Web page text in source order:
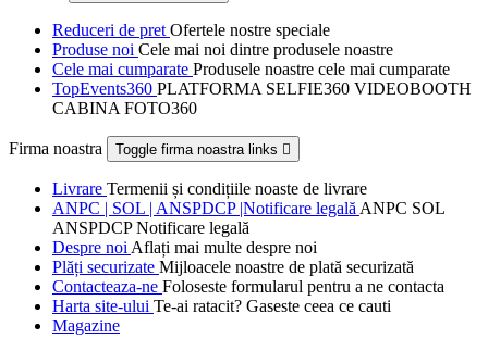
Reduceri de pret Ofertele nostre speciale
Produse noi Cele mai noi dintre produsele noastre
Cele mai cumparate Produsele noastre cele mai cumparate
TopEvents360 PLATFORMA SELFIE360 VIDEOBOOTH
CABINA FOTO360
Firma noastra Toggle firma noastra links 
Livrare Termenii și condițiile noaste de livrare
ANPC | SOL | ANSPDCP |Notificare legală ANPC SOL
ANSPDCP Notificare legală
Despre noi Aflați mai multe despre noi
Plăți securizate Mijloacele noastre de plată securizată
Contacteaza-ne Foloseste formularul pentru a ne contacta
Harta site-ului Te-ai ratacit? Gaseste ceea ce cauti
Magazine